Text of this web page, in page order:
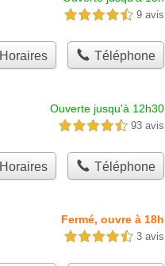
4,5 étoiles sur 5 9 avis
Horaires Téléphone
Ouverte jusqu'à 12h30
4,5 étoiles sur 5 93 avis
Horaires Téléphone
Fermé, ouvre à 18h
4,5 étoiles sur 5 3 avis